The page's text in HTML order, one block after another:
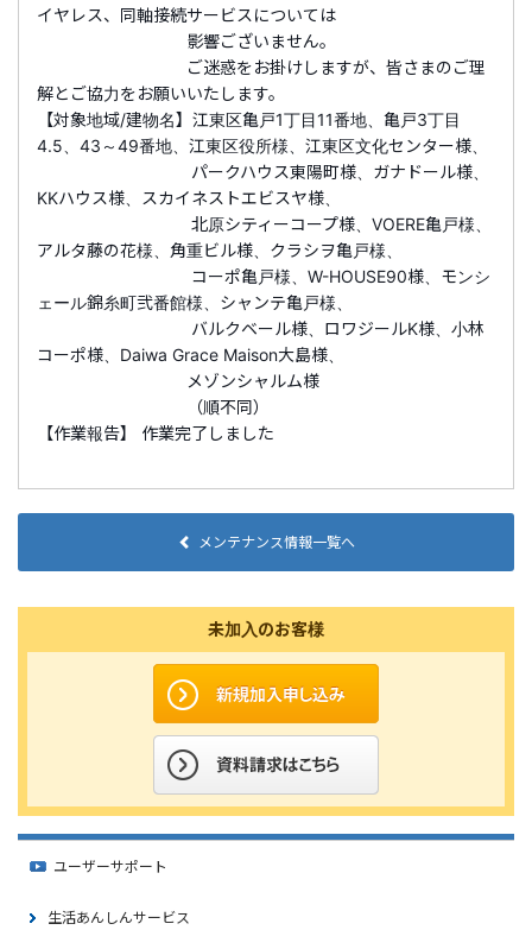
イヤレス、同軸接続サービスについては
影響ございません。
ご迷惑をお掛けしますが、皆さまのご理
解とご協力をお願いいたします。
【対象地域/建物名】江東区亀戸1丁目11番地、亀戸3丁目
4.5、43～49番地、江東区役所様、江東区文化センター様、
パークハウス東陽町様、ガナドール様、
KKハウス様、スカイネストエビスヤ様、
北原シティーコープ様、VOERE亀戸様、
アルタ藤の花様、角重ビル様、クラシヲ亀戸様、
コーポ亀戸様、W-HOUSE90様、モンシ
ェール錦糸町弐番館様、シャンテ亀戸様、
バルクベール様、ロワジールK様、小林
コーポ様、Daiwa Grace Maison大島様、
メゾンシャルム様
（順不同）
【作業報告】 作業完了しました
メンテナンス情報一覧へ
未加入のお客様
ユーザーサポート
生活あんしんサービス